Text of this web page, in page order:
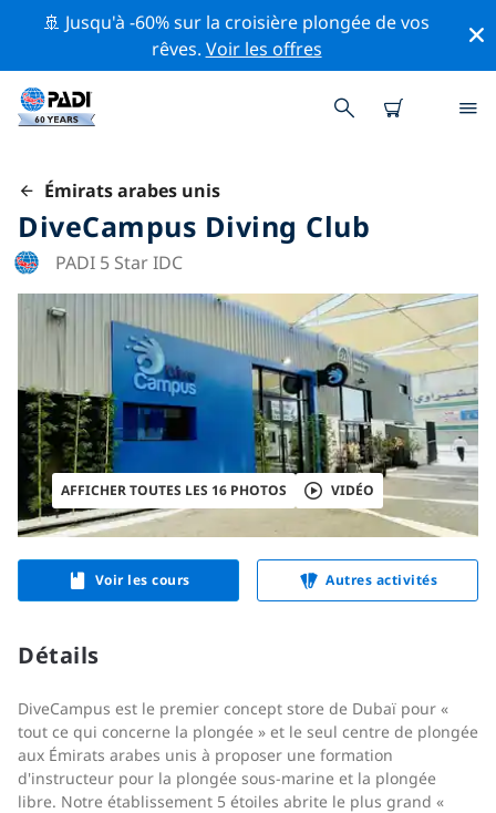
🚢 Jusqu'à -60% sur la croisière plongée de vos
rêves. Voir les offres
Émirats arabes unis
DiveCampus Diving Club
PADI 5 Star IDC
AFFICHER TOUTES LES 16 PHOTOS VIDÉO
Voir les cours Autres activités
Détails
DiveCampus est le premier concept store de Dubaï pour «
tout ce qui concerne la plongée » et le seul centre de plongée
aux Émirats arabes unis à proposer une formation
d'instructeur pour la plongée sous-marine et la plongée
libre. Notre établissement 5 étoiles abrite le plus grand «